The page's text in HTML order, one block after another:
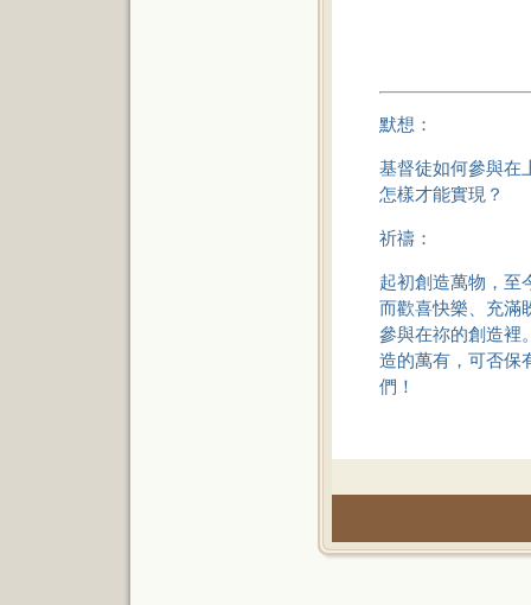
默想：
基督徒如何參與在
怎樣才能實現？
祈禱：
起初創造萬物，至
而歡喜快樂、充滿
參與在祢的創造裡
造的萬有，可否保
們！